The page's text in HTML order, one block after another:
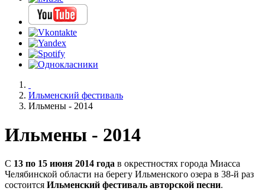
Ильменский фестиваль
Ильмены - 2014
Ильмены - 2014
С 13 по 15 июня 2014 года в окрестностях города Миасса
Челябинской области на берегу Ильменского озера в 38-й раз
состоится Ильменский фестиваль авторской песни.